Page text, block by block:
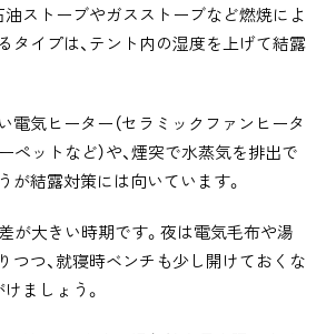
油ストーブやガスストーブなど燃焼によ
タイプは、テント内の湿度を上げて結露
電気ヒーター（セラミックファンヒータ
ペットなど）や、煙突で水蒸気を排出で
が結露対策には向いています。
が大きい時期です。夜は電気毛布や湯
つつ、就寝時ベンチも少し開けておくな
ましょう。